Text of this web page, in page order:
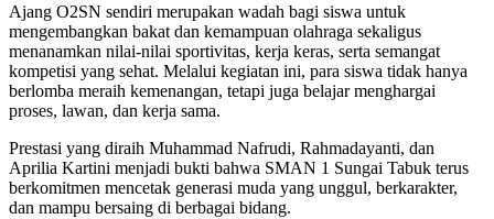
Ajang O2SN sendiri merupakan wadah bagi siswa untuk
mengembangkan bakat dan kemampuan olahraga sekaligus
menanamkan nilai-nilai sportivitas, kerja keras, serta semangat
kompetisi yang sehat. Melalui kegiatan ini, para siswa tidak hanya
berlomba meraih kemenangan, tetapi juga belajar menghargai
proses, lawan, dan kerja sama.
Prestasi yang diraih Muhammad Nafrudi, Rahmadayanti, dan
Aprilia Kartini menjadi bukti bahwa SMAN 1 Sungai Tabuk terus
berkomitmen mencetak generasi muda yang unggul, berkarakter,
dan mampu bersaing di berbagai bidang.